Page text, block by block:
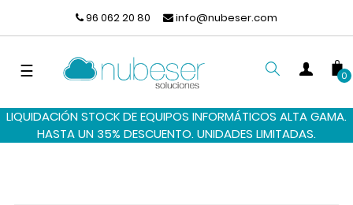
96 062 20 80 info@nubeser.com
Navegación
☰
BUSCAR
0
LIQUIDACIÓN STOCK DE EQUIPOS INFORMÁTICOS ALTA GAMA.
HASTA UN 35% DESCUENTO. UNIDADES LIMITADAS.